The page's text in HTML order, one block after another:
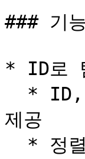
### 기
* ID로
제공